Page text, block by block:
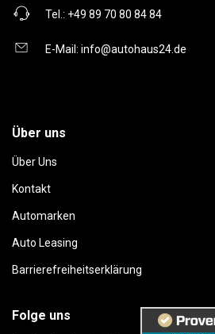
Tel.: +49 89 70 80 84 84
E-Mail: info@autohaus24.de
Über uns
Über Uns
Kontakt
Automarken
Auto Leasing
Barrierefreiheitserklärung
Folge uns